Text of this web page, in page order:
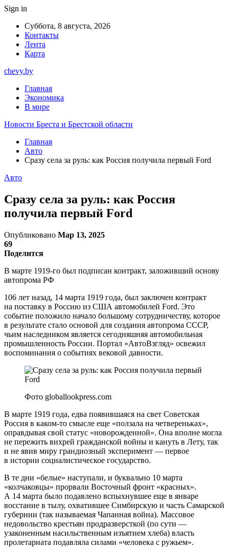
Sign in
Суббота, 8 августа, 2026
Контакты
Лента
Карта
chevy.by
Главная
Экономика
В мире
Новости Бреста и Брестской области
Главная
Авто
Сразу села за руль: как Россия получила первый Ford
Авто
Сразу села за руль: как Россия
получила первый Ford
Опубликовано Мар 13, 2025
69
Поделится
В марте 1919-го был подписан контракт, заложивший основу
автопрома РФ
106 лет назад, 14 марта 1919 года, был заключен контракт
на поставку в Россию из США автомобилей Ford. Это
событие положило начало большому сотрудничеству, которое
в результате стало основой для создания автопрома СССР,
чьим наследником является сегодняшняя автомобильная
промышленность России. Портал «АвтоВзгляд» освежил
воспоминания о событиях вековой давности.
Фото globallookpress.com
В марте 1919 года, едва появившаяся на свет Советская
Россия в каком-то смысле еще «ползала на четвереньках»,
оправдывая свой статус «новорожденной». Она вполне могла
не пережить вихрей гражданской войны и кануть в Лету, так
и не явив миру грандиозный эксперимент — первое
в истории социалистическое государство.
В те дни «белые» наступали, и буквально 10 марта
«колчаковцы» прорвали Восточный фронт «красных».
А 14 марта было подавлено вспыхнувшее еще в январе
восстание в тылу, охватившее Симбирскую и часть Самарской
губернии (так называемая Чапанная война). Массовое
недовольство крестьян продразверсткой (по сути —
узаконенным насильственным изъятием хлеба) власть
пролетариата подавляла силами «человека с ружьем».